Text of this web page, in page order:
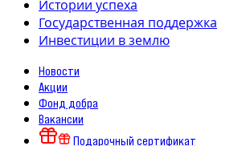
Истории успеха
Государственная поддержка
Инвестиции в землю
Новости
Акции
Фонд добра
Вакансии
Подарочный сертификат